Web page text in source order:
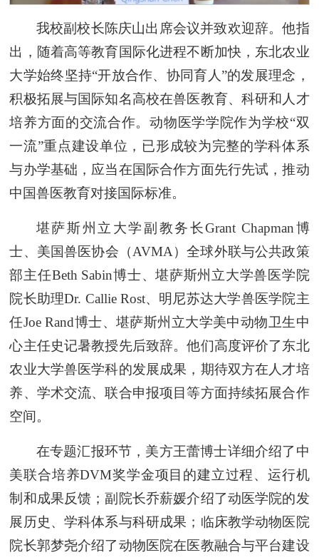
我校副校长陈庆山出席会议并致欢迎辞。他指
出，随着高等教育国际化进程不断加快，东北农业
大学始终坚持“开放合作、协同育人”的发展理念，
积极拓展与国际知名高校在兽医教育、科研和人才
培养方面的交流合作。动物医学学院作为学校“双
一流”重点建设单位，已形成较为完整的学科体系
与办学基础，应当在国际合作方面先行先试，推动
中国兽医教育对接国际标准。
堪萨斯州立大学副教务长Grant Chapman博
士、美国兽医协会（AVMA）全球外联与公共政策
部主任Beth Sabin博士、堪萨斯州立大学兽医学院
院长助理Dr. Callie Rost、明尼苏达大学兽医学院主
任Joe Rand博士、堪萨斯州立大学美中动物卫生中
心主任史记暑教授先后致辞。他们高度评价了东北
农业大学兽医学科的发展成果，期待双方在人才培
养、学术交流、联合申报项目等方面持续拓展合作
空间。
在专题汇报环节，美方王蕾博士详细介绍了中
美联合培养DVM奖学金项目的建立过程、运行机
制和成果反馈；副院长乔薪媛介绍了动医学院的发
展历史、学科体系与科研成果；临床教学动物医院
院长郭梦尧介绍了动物医院在医教融合与平台建设